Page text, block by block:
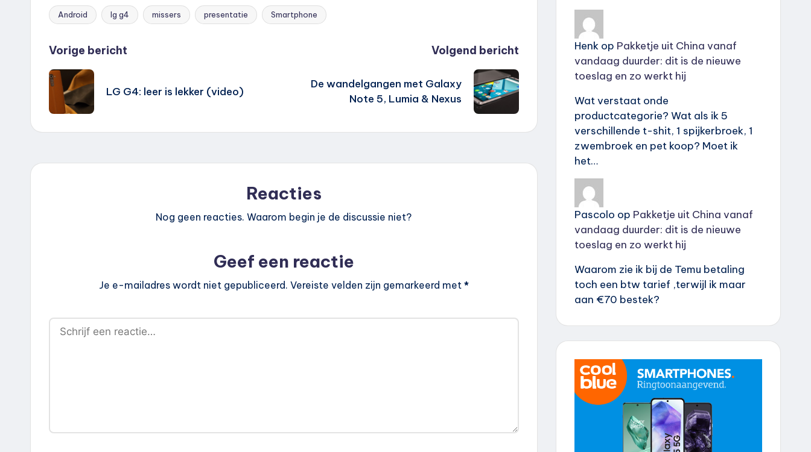
Tags:
Android lg g4 missers presentatie Smartphone
Bericht
navigatie
Vorige bericht
LG G4: leer is lekker (video)
Volgend bericht
De wandelgangen met Galaxy
Note 5, Lumia & Nexus
Reacties
Nog geen reacties. Waarom begin je de discussie niet?
Geef een reactie
Je e-mailadres wordt niet gepubliceerd. Vereiste velden zijn gemarkeerd met *
Henkop Pakketje uit China vanaf
vandaag duurder: dit is de nieuwe
toeslag en zo werkt hij
Wat verstaat onde
productcategorie? Wat als ik 5
verschillende t-shit, 1 spijkerbroek, 1
zwembroek en pet koop? Moet ik
het…
Pascolo op Pakketje uit China vanaf
vandaag duurder: dit is de nieuwe
toeslag en zo werkt hij
Waarom zie ik bij de Temu betaling
toch een btw tarief ,terwijl ik maar
aan €70 bestek?